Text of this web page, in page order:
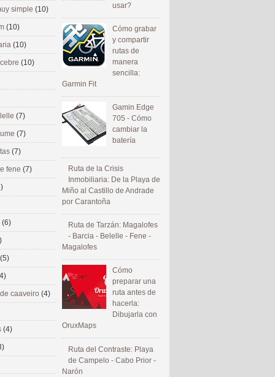
usar?
Cómo grabar
y compartir
rutas de
manera
sencilla:
Garmin Fit
Gamin Edge
705 - Cómo
cambiar la
batería
Ruta de la Crisis
Inmobiliaria: De la Playa de
Miño al Castillo de Andrade
por Carantoña
Ruta de Tarzán: Magalofes
- Barcia - Belelle - Fene -
Magalofes
Cómo
preparar una
ruta antes de
hacerla:
Dibujarla con
OruxMaps
Ruta del Contraste: Playa
de Campelo - Cabo Prior -
Narón
simple (10)
(10)
(10)
(10)
(7)
(7)
(7)
fene (7)
(6)
(5)
caaveiro (4)
(4)